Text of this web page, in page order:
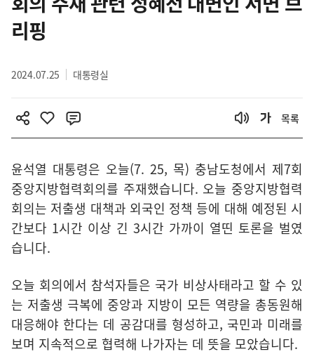
영
역리핑
2024.07.25 대통령실
목록
윤석열 대통령은 오늘(7. 25, 목) 충남도청에서 제7회
중앙지방협력회의를 주재했습니다. 오늘 중앙지방협력
회의는 저출생 대책과 외국인 정책 등에 대해 예정된 시
간보다 1시간 이상 긴 3시간 가까이 열띤 토론을 벌였
습니다.
오늘 회의에서 참석자들은 국가 비상사태라고 할 수 있
는 저출생 극복에 중앙과 지방이 모든 역량을 총동원해
대응해야 한다는 데 공감대를 형성하고, 국민과 미래를
보며 지속적으로 협력해 나가자는 데 뜻을 모았습니다.